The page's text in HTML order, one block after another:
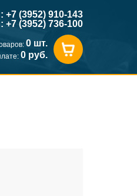
+7 (3952) 910-143
+7 (3952) 736-100
0 шт.
0 руб.